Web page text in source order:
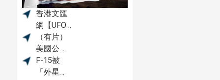
香港文匯
網【UFO
公開資料
合集】上
線啦！
（有片）
美國公布
迄今為止
最清晰
F-15被
「外星